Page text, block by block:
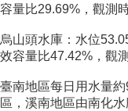
容量比29.69%，觀測
烏山頭水庫：水位
效容量比47.42%，觀
臺南地區每日用水量
區，溪南地區由南化